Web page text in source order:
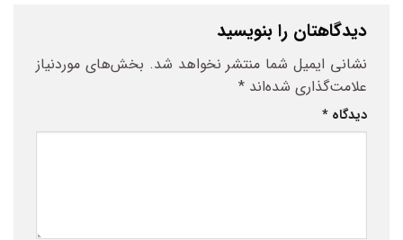
دیدگاهتان را بنویسید
نشانی ایمیل شما منتشر نخواهد شد. بخش‌های موردنیاز
علامت‌گذاری شده‌اند *
دیدگاه *